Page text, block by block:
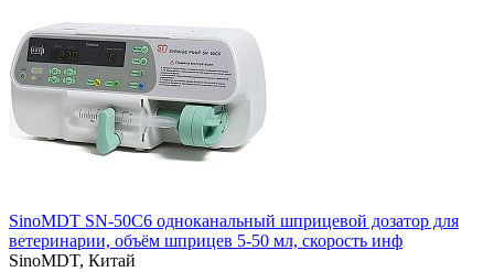
SinoMDT SN-50С6 одноканальный шприцевой дозатор для
ветеринарии, объём шприцев 5-50 мл, скорость инф
SinoMDT, Китай